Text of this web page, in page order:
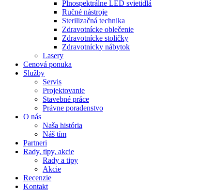
Plnospektrálne LED svietidlá
Ručné nástroje
Sterilizačná technika
Zdravotnícke oblečenie
Zdravotnícke stoličky
Zdravotnícky nábytok
Lasery
Cenová ponuka
Služby
Servis
Projektovanie
Stavebné práce
Právne poradenstvo
O nás
Naša história
Náš tím
Partneri
Rady, tipy, akcie
Rady a tipy
Akcie
Recenzie
Kontakt